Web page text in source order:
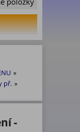
»
př. »
-